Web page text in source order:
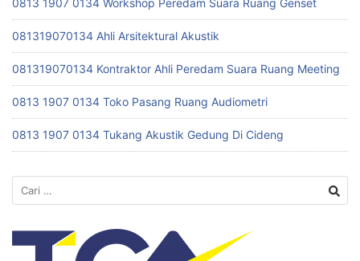
0813 1907 0134 Workshop Peredam Suara Ruang Genset
081319070134 Ahli Arsitektural Akustik
081319070134 Kontraktor Ahli Peredam Suara Ruang Meeting
0813 1907 0134 Toko Pasang Ruang Audiometri
0813 1907 0134 Tukang Akustik Gedung Di Cideng
Cari
untuk: